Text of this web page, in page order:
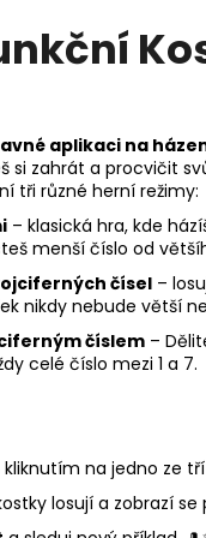
aplikaci na
si zahrát a procvičit
tři různé herní režimy:
– klasická hra, kde
menší číslo od
čísel –
nikdy nebude větší
číslem –
celé číslo mezi 1 a 7.
kliknutím na jedno ze
losují a zobrazí se